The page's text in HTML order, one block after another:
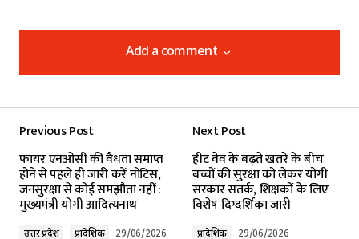
Add a comment
Add a comment
Required fields are marked*
Comment*
Previous Post
फायर एनओसी की वैधता समाप्त
होने से पहले ही जारी करें नोटिस,
जनसुरक्षा से कोई समझौता नहीं :
मुख्यमंत्री योगी आदित्यनाथ
उत्तर प्रदेश प्रादेशिक 29/06/2026
Next Post
हीट वेव के बढ़ते खतरे के बीच
बच्चों की सुरक्षा को लेकर योगी
सरकार सतर्क, शिक्षकों के लिए
विशेष दिग्दर्शिका जारी
प्रादेशिक 29/06/2026